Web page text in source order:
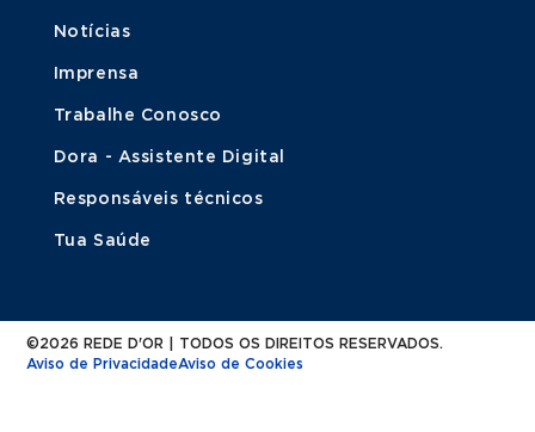
Notícias
Imprensa
Trabalhe Conosco
Dora - Assistente Digital
Responsáveis técnicos
Tua Saúde
©2026 REDE D'OR | TODOS OS DIREITOS RESERVADOS.
Aviso de PrivacidadeAviso de Cookies